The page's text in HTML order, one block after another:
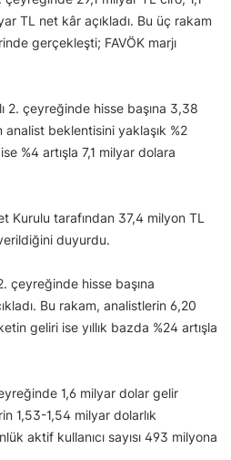
TL net kâr açıkladı. Bu üç rakam
gerçekleşti; FAVÖK marjı
2. çeyreğinde hisse başına 3,38
analist beklentisini yaklaşık %2
%4 artışla 7,1 milyar dolara
Kurulu tarafından 37,4 milyon TL
duyurdu.
çeyreğinde hisse başına
Bu rakam, analistlerin 6,20
geliri ise yıllık bazda %24 artışla
1,6 milyar dolar gelir
1,53-1,54 milyar dolarlık
aktif kullanıcı sayısı 493 milyona